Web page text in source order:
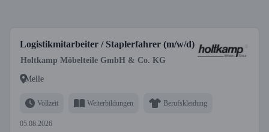
Logistikmitarbeiter / Staplerfahrer (m/w/d)
Holtkamp Möbelteile GmbH & Co. KG
Melle
Vollzeit Weiterbildungen Berufskleidung
05.08.2026